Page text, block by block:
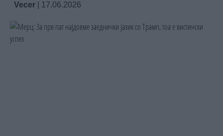
Vecer 17.06.2026